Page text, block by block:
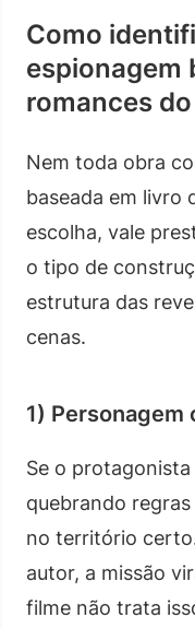
Como
espionagem
romances
Nem toda obra
baseada em livro
escolha, vale
o tipo de
estrutura das
cenas.
1) Personagem
Se o
quebrando
no território
autor, a missão
filme não trata